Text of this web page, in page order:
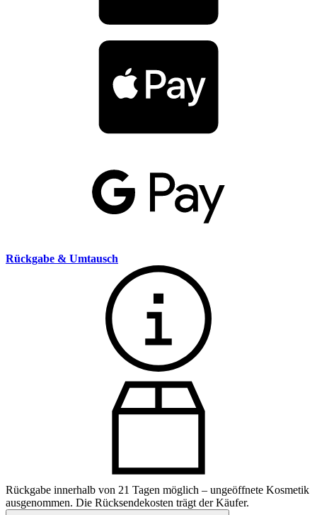
Rückgabe & Umtausch
Rückgabe innerhalb von 21 Tagen möglich – ungeöffnete Kosmetik
ausgenommen. Die Rücksendekosten trägt der Käufer.